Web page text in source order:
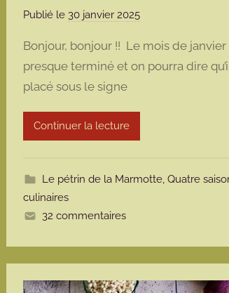
Publié le 30 janvier 2025p
r
m
o
t
Bonjour, bonjour !! Le mois de janvier
presque terminé et on pourra dire
placé sous le signe
Continuer la lecture
Le pétrin de la Marmotte,Quatre
culinaires
32 commentaires